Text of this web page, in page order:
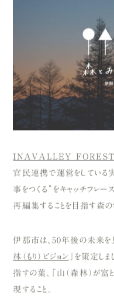
官民連携で運営をしている
事をつくる”をキャッチフレ
再編集することを目指す森の
伊那市は、50年後の未来を
林（もり）ビジョン
」を策定し
指すの葉、「山（森林）が